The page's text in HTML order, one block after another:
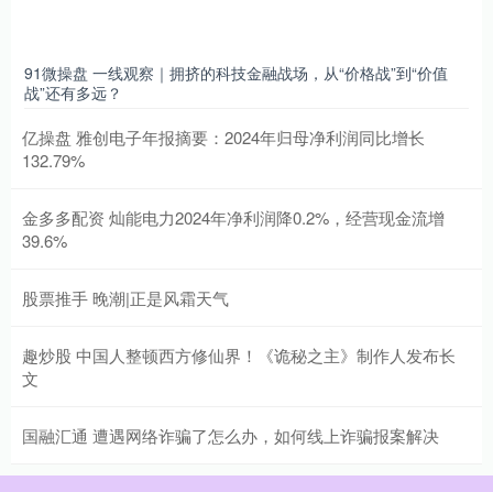
91微操盘 一线观察｜拥挤的科技金融战场，从“价格战”到“价值
战”还有多远？
亿操盘 雅创电子年报摘要：2024年归母净利润同比增长
132.79%
金多多配资 灿能电力2024年净利润降0.2%，经营现金流增
39.6%
股票推手 晚潮|正是风霜天气
趣炒股 中国人整顿西方修仙界！《诡秘之主》制作人发布长
文
国融汇通 遭遇网络诈骗了怎么办，如何线上诈骗报案解决